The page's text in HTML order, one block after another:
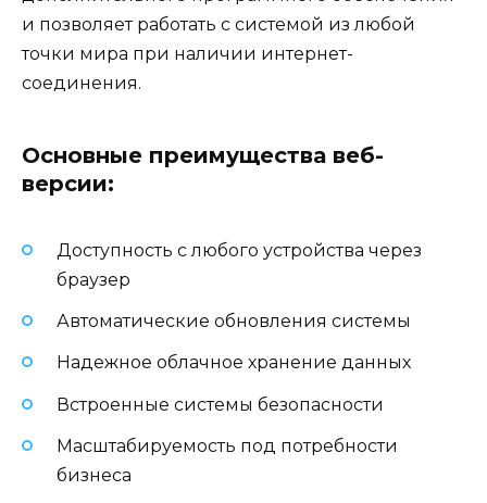
и позволяет работать с системой из любой
точки мира при наличии интернет-
соединения.
Основные преимущества веб-
версии:
Доступность с любого устройства через
браузер
Автоматические обновления системы
Надежное облачное хранение данных
Встроенные системы безопасности
Масштабируемость под потребности
бизнеса